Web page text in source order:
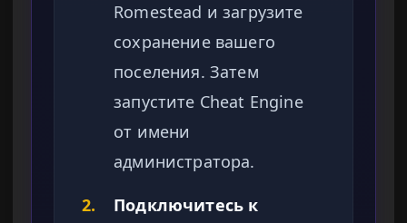
Romestead и загрузите
сохранение вашего
поселения. Затем
запустите Cheat Engine
от имени
администратора.
2.
Подключитесь к